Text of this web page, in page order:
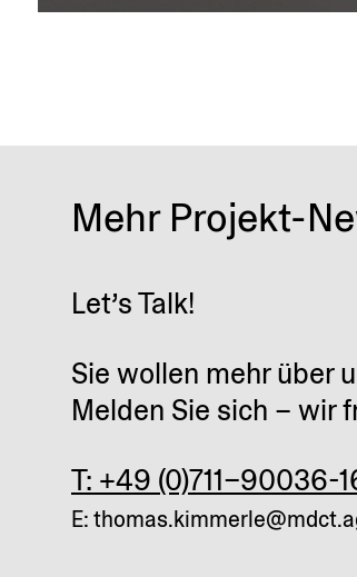
Mehr Projekt-
Let’s Talk!
Sie wollen mehr über
Melden Sie sich – wir
T: +49 (0)711–90036-
E: